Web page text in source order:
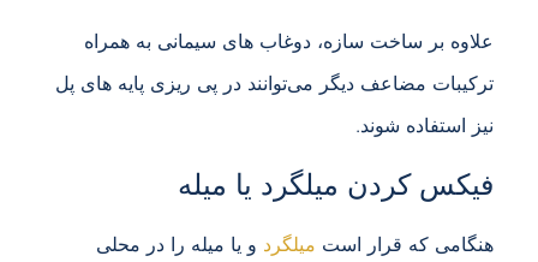
علاوه بر ساخت سازه، دوغاب های سیمانی به همراه
ترکیبات مضاعف دیگر می‌توانند در پی ریزی پایه های پل
نیز استفاده شوند.
فیکس کردن میلگرد یا میله
هنگامی که قرار است میلگرد و یا میله را در محلی